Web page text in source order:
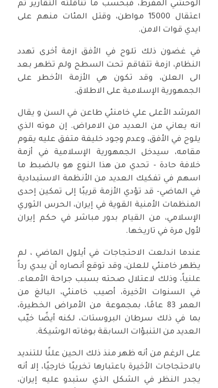
الوحشي المفرط، فبحسب ما تناقلته التقارير تم
اعتقال 15000 مواطن، وقتل المئات منهم على
ايدي قوات الامن.
في غضون ذلك تلوح في الأفق ازمة أخرى تهدد
النظام، ازمة تتفاقم تحت السطح ولم تظهر بعد
الى العلن، وقد تكون هي الأزمة الأخطر على
الجمهورية الإسلامية على الاطلاق.
المرشد الأعلى علي خامنئي طاعن في السن و يقال
انه يعاني من العديد من الامراض. إن موته الذي
يلوح في الأفق، وعدم وجود خليفة متفق عليه يقوم
مقامه، سيدخل الجمهورية الإسلامية في أزمة
خلافة حادة - تحدي من هذا النوع هو بالضبط ما
اسهم في تفكيك العديد من الأنظمة الاستبدادية
في الماضي- قد تؤدي الأزمة قريبًا إلى تمكين إحدى
المنظمات الأمنية القوية في إيران، الحرس الثوري
الإسلامي، من القيام بدور مباشر في حكم إيران
لأول مرة في تاريخها.
عندما اندلعت الاحتجاجات في أيلول الماضي ، لم
يظهر خامنئي للعلن، وقد توقع أنصاره أن يبدي رداً
علنياً، وذلك لاعتلال صحته بسبب جراحة الأمعاء.
في السنوات الأخيرة، أصيب خامنئي، البالغ من
العمر 83 عامًا، بمجموعة من الأمراض الخطيرة،
بما في ذلك سرطان البروستات، لكنه أيضًا خيّب
العديد من التنبؤات السابقة بوفاته الوشيكة.
على الرغم من أنه ظهر منذ ذلك الحين علنًا للتنديد
بالاحتجاجات الأخيرة باعتبارها تخريبًا خارجيًا، إلا أنه
يجدر النظر في الشكل الذي ستبدو عليه إيران،